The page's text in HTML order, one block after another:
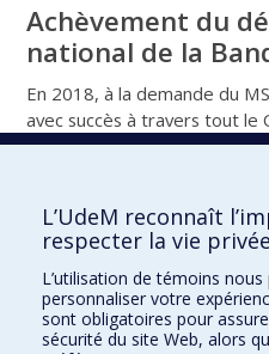
Banque IM❤Québec
Pour nous joindre
Achèvement du
national de la
En 2018, à la demande du
avec succès à travers tout le
atout pour le suivi rigoureux
L’UdeM reconnaît
respecter la vie privée
L’utilisation de témoins
personnaliser votre
sont obligatoires pour
sécurité du site Web, alors